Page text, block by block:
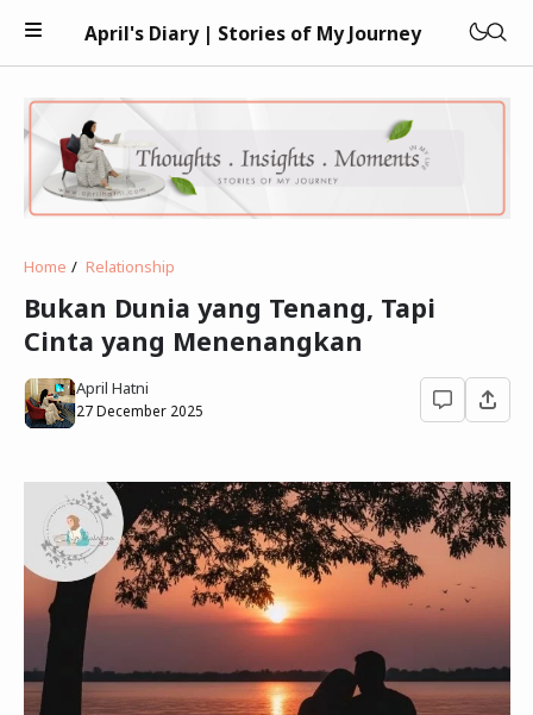
April's Diary | Stories of My Journey
Teknologi
Kesehatan
Kecantikan
Psikologi
Bisnis
Home Relationship
Bukan Dunia yang Tenang, Tapi
Cinta yang Menenangkan
April Hatni
27 December 2025